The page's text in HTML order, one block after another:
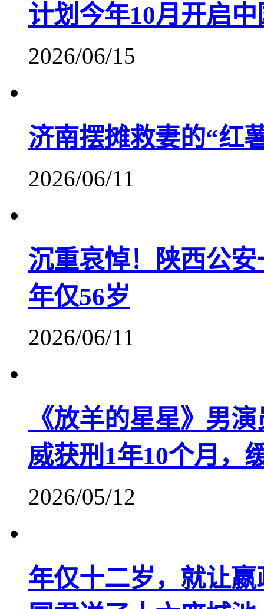
计划今年10月开启
2026/06/15
济南摆摊救妻的“红
2026/06/11
沉重哀悼！陕西公
年仅56岁
2026/06/11
《放羊的星星》男
威获刑1年10个月，
2026/05/12
年仅十二岁，就让